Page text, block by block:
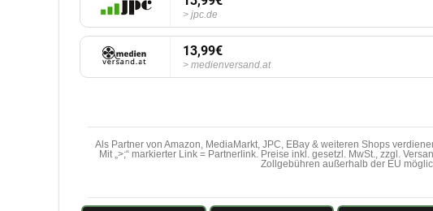
jpc.de
13,99€
medienversand.at
Als Partner von Amazon, MediaMarkt, JPC, EBay & weiteren Shops
Mit „>;“ markierter Link = Partnerlink. Preise inkl. gesetzl. MwSt., zzgl.
Zollgebühren außerhalb der EU